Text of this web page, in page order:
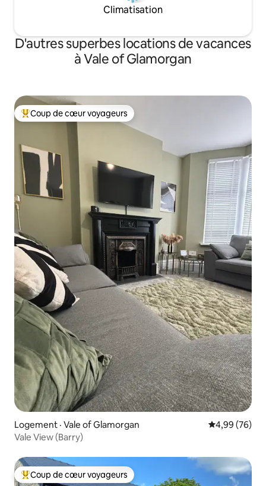
Climatisation
D'autres superbes locations de vacances
à Vale of Glamorgan
Coup de cœur voyageurs parmi les plus aimés
Coup de cœur voyageurs
Logement · Vale of Glamorgan Note
4,99 (76)
Vale View (Barry)
Coup de cœur voyageurs parmi les plus aimés
Coup de cœur voyageurs